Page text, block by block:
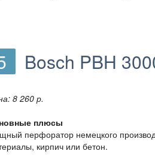
Bosch PBH
8 260 р.
плюсы
перфоратор немецкого
кирпич или бетон.